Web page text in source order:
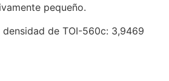
pequeño.
de TOI-560c: 3,9469